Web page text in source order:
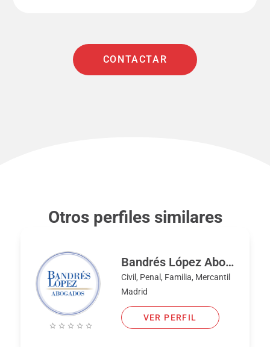
CONTACTAR
Otros perfiles similares
Bandrés López Abogados
Civil, Penal, Familia, Mercantil
Madrid
VER PERFIL